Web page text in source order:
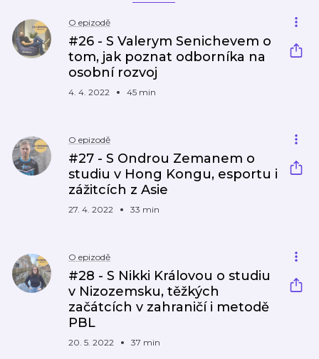
O epizodě
#26 - S Valerym Senichevem o
tom, jak poznat odborníka na
osobní rozvoj
4. 4. 2022 45 min
O epizodě
#27 - S Ondrou Zemanem o
studiu v Hong Kongu, esportu i
zážitcích z Asie
27. 4. 2022 33 min
O epizodě
#28 - S Nikki Královou o studiu
v Nizozemsku, těžkých
začátcích v zahraničí i metodě
PBL
20. 5. 2022 37 min